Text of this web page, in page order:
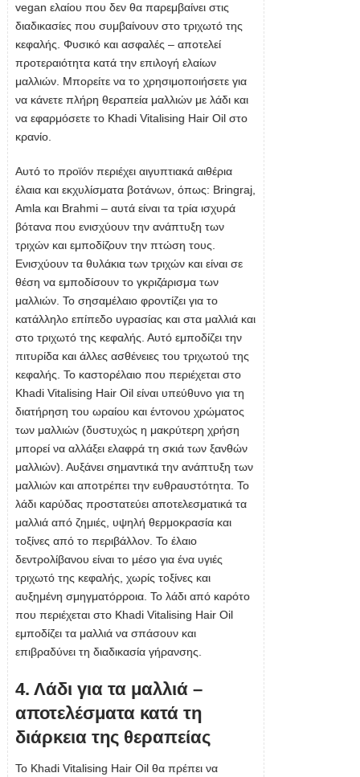
vegan ελαίου που δεν θα παρεμβαίνει στις
διαδικασίες που συμβαίνουν στο τριχωτό της
κεφαλής. Φυσικό και ασφαλές – αποτελεί
προτεραιότητα κατά την επιλογή ελαίων
μαλλιών. Μπορείτε να το χρησιμοποιήσετε για
να κάνετε πλήρη θεραπεία μαλλιών με λάδι και
να εφαρμόσετε το Khadi Vitalising Hair Oil στο
κρανίο.
Αυτό το προϊόν περιέχει αιγυπτιακά αιθέρια
έλαια και εκχυλίσματα βοτάνων, όπως: Bringraj,
Amla και Brahmi – αυτά είναι τα τρία ισχυρά
βότανα που ενισχύουν την ανάπτυξη των
τριχών και εμποδίζουν την πτώση τους.
Ενισχύουν τα θυλάκια των τριχών και είναι σε
θέση να εμποδίσουν το γκριζάρισμα των
μαλλιών. Το σησαμέλαιο φροντίζει για το
κατάλληλο επίπεδο υγρασίας και στα μαλλιά και
στο τριχωτό της κεφαλής. Αυτό εμποδίζει την
πιτυρίδα και άλλες ασθένειες του τριχωτού της
κεφαλής. Το καστορέλαιο που περιέχεται στο
Khadi Vitalising Hair Oil είναι υπεύθυνο για τη
διατήρηση του ωραίου και έντονου χρώματος
των μαλλιών (δυστυχώς η μακρύτερη χρήση
μπορεί να αλλάξει ελαφρά τη σκιά των ξανθών
μαλλιών). Αυξάνει σημαντικά την ανάπτυξη των
μαλλιών και αποτρέπει την ευθραυστότητα. Το
λάδι καρύδας προστατεύει αποτελεσματικά τα
μαλλιά από ζημιές, υψηλή θερμοκρασία και
τοξίνες από το περιβάλλον. Το έλαιο
δεντρολίβανου είναι το μέσο για ένα υγιές
τριχωτό της κεφαλής, χωρίς τοξίνες και
αυξημένη σμηγματόρροια. Το λάδι από καρότο
που περιέχεται στο Khadi Vitalising Hair Oil
εμποδίζει τα μαλλιά να σπάσουν και
επιβραδύνει τη διαδικασία γήρανσης.
4. Λάδι για τα μαλλιά –
αποτελέσματα κατά τη
διάρκεια της θεραπείας
Το Khadi Vitalising Hair Oil θα πρέπει να